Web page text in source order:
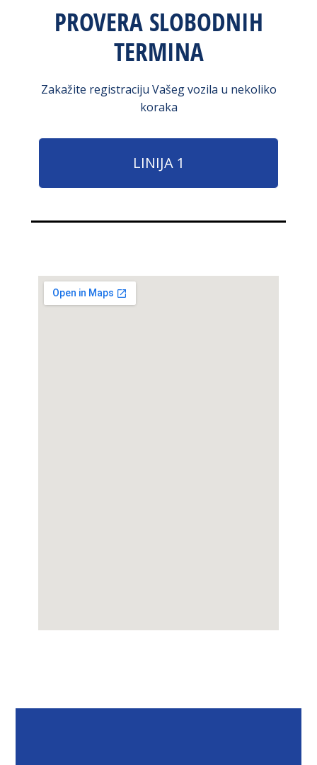
PROVERA SLOBODNIH
TERMINA
Zakažite registraciju Vašeg vozila u nekoliko
koraka
LINIJA 1